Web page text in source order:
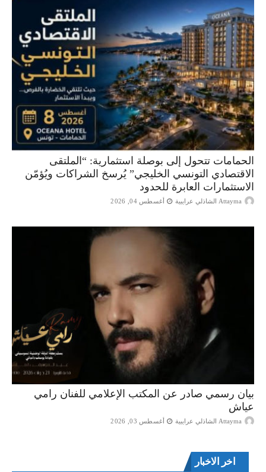
الحمامات تتحول إلى بوصلة استثمارية: “الملتقى
الاقتصادي التونسي الخليجي” يُرسخ الشراكات ويُؤمّن
الاستثمارات العابرة للحدود
Attayma الشاذلي عرايبية أغسطس 04, 2026
بيان رسمي صادر عن المكتب الإعلامي للفنان رامي
عياش
Attayma الشاذلي عرايبية أغسطس 03, 2026
اخر الاخبار